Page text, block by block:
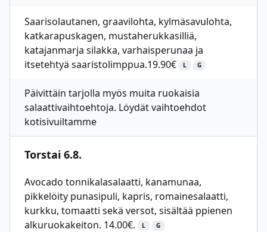
Saarisolautanen, graavilohta, kylmäsavulohta,
katkarapuskagen, mustaherukkasilliä,
katajanmarja silakka, varhaisperunaa ja
itsetehtyä saaristolimppua.19.90€
L G
Päivittäin tarjolla myös muita ruokaisia
salaattivaihtoehtoja. Löydät vaihtoehdot
kotisivuiltamme
Torstai 6.8.
Avocado tonnikalasalaatti, kanamunaa,
pikkelöity punasipuli, kapris, romainesalaatti,
kurkku, tomaatti sekä versot, sisältää ppienen
alkuruokakeiton. 14.00€.
L G